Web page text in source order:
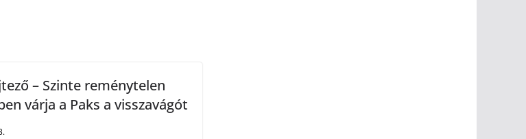
– Szinte reménytelen
várja a Paks a visszavágót